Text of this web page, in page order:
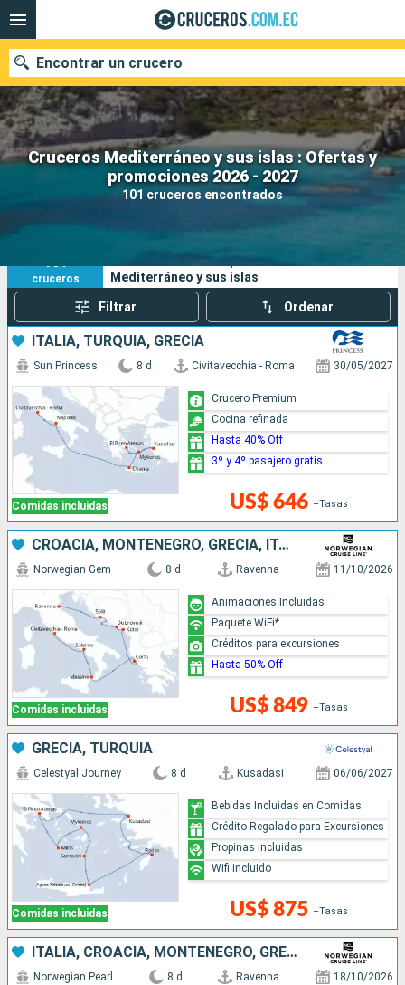
Cruceros Mediterráneo y sus islas : Ofertas y
promociones 2026 - 2027
101 cruceros encontrados
Encontrar un crucero
Nuestros destinos
Fecha de salida
Compañías
Buscar
101
cruceros
Sus criterios de búsqueda:
Mediterráneo y sus islas
Filtrar Ordenar
ITALIA, TURQUÍA, GRECIA
Comidas incluidas
Sun Princess 8 d Civitavecchia - Roma 30/05/2027
US$ 646 +Tasas
Crucero Premium
Cocina refinada
Hasta 40% Off
3º y 4º pasajero gratis
CROACIA, MONTENEGRO, GRECIA, ITALIA
Comidas incluidas
Norwegian Gem 8 d Ravenna 11/10/2026
US$ 849 +Tasas
Animaciones Incluidas
Paquete WiFi*
Créditos para excursiones
Hasta 50% Off
GRECIA, TURQUÍA
Comidas incluidas
Celestyal Journey 8 d Kusadasi 06/06/2027
US$ 875 +Tasas
Bebidas Incluidas en Comidas
Crédito Regalado para Excursiones
Propinas incluidas
Wifi incluido
ITALIA, CROACIA, MONTENEGRO, GRECIA
Norwegian Pearl 8 d Ravenna 18/10/2026